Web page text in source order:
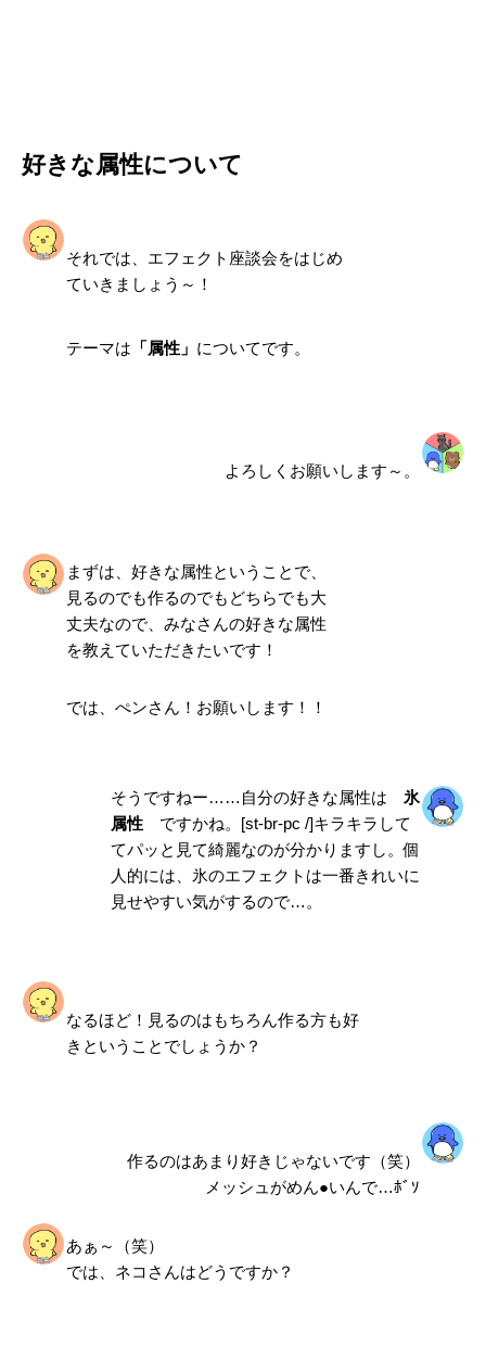
好きな属性について
それでは、エフェクト座談会をはじめ
ていきましょう～！
テーマは 「属性」 についてです。
よろしくお願いします～。
まずは、好きな属性ということで、
見るのでも作るのでもどちらでも大
丈夫なので、みなさんの好きな属性
を教えていただきたいです！
では、ぺンさん！お願いします！！
そうですねー……自分の好きな属性は 氷
属性ですかね。[st-br-pc /]キラキラして
てパッと見て綺麗なのが分かりますし。個
人的には、氷のエフェクトは一番きれいに
見せやすい気がするので…。
なるほど！見るのはもちろん作る方も好
きということでしょうか？
作るのはあまり好きじゃないです（笑）
メッシュがめん●いんで…ﾎﾞｿ
あぁ～（笑）
では、ネコさんはどうですか？